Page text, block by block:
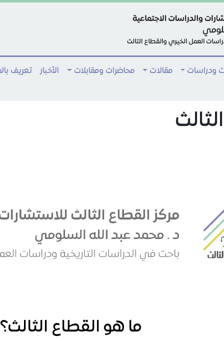
ودراسات مقالات محاضرات ومقابلات الأخبار تعريف
ما هو القطاع الثالث؟